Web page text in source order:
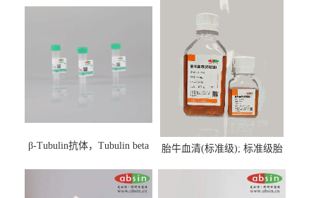
β-Tubulin抗体，Tubulin beta
胎牛血清(标准级); 标准级胎